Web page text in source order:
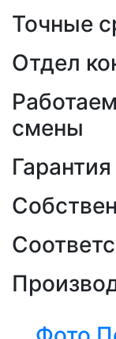
Точные
Отдел
смены